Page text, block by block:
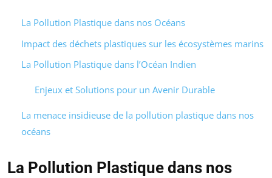
La Pollution Plastique dans nos Océans
Impact des déchets plastiques sur les écosystèmes marins
La Pollution Plastique dans l’Océan Indien
Enjeux et Solutions pour un Avenir Durable
La menace insidieuse de la pollution plastique dans nos
océans
La Pollution Plastique dans nos